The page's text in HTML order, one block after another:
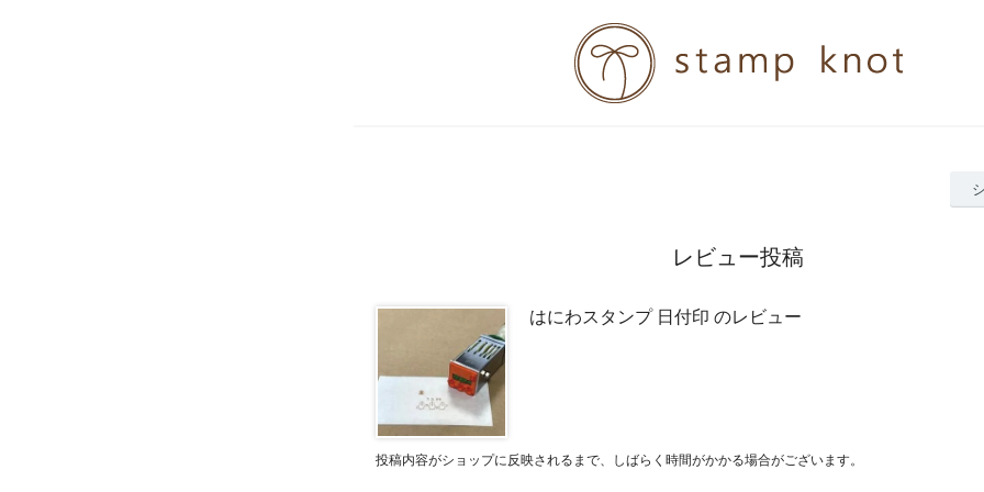
レビュー投稿
はにわスタンプ 日付印 のレビュー
投稿内容がショップに反映されるまで、しばらく時間がかかる場合がございます。